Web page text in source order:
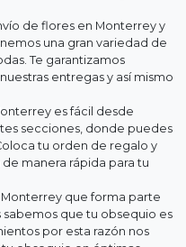
de flores en Monterrey y
una gran variedad de
Te garantizamos
entregas y así mismo
es fácil desde
secciones, donde puedes
tu orden de regalo y
manera rápida para tu
que forma parte
que tu obsequio es
por esta razón nos